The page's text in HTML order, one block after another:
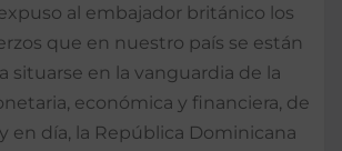
al embajador británico los
que en nuestro país se están
situarse en la vanguardia de la
económica y financiera, de
en día, la República Dominicana